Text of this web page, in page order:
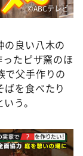
©ABCテレビ
の良い八木の
たピザ窯のほ
で父手作りの
を食べたり
う。